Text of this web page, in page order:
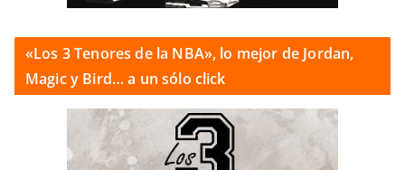
«Los 3 Tenores de la NBA», lo mejor de Jordan,
Magic y Bird… a un sólo click